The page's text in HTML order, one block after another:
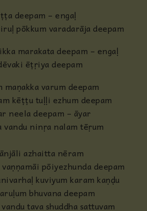
deepam – engaḷ
pōkkum varadarāja deepam
marakata deepam – engaḷ
ēṭṛiya deepam
maṇakka varum deepam
kēṭṭu tuḷḷi ezhum deepam
neela deepam – āyar
vandu ninṛa nalam tēṛum
azhaitta nēram
pōiyezhunda deepam
kuviyum karam kaṇḍu
bhuvana deepam
tava shuddha sattuvam